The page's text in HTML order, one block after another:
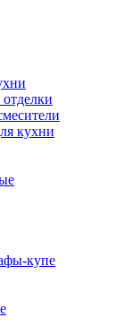
кухни
купе